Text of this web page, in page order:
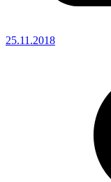
25.11.2018